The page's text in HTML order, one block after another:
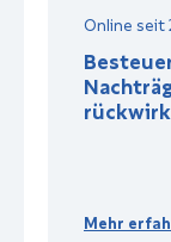
Online seit
Mehr